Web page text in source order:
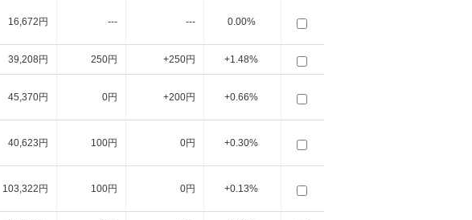
16,672円 --- --- 0.00%
39,208円 250円 +250円 +1.48%
45,370円 0円 +200円 +0.66%
40,623円 100円 0円 +0.30%
103,322円 100円 0円 +0.13%